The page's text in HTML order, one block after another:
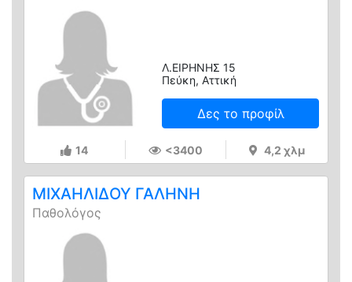
Λ.ΕΙΡΗΝΗΣ 15
Πεύκη, Αττική
Δες το προφίλ
14 <3400 4,2 χλμ
ΜΙΧΑΗΛΙΔΟΥ ΓΑΛΗΝΗ
Παθολόγος